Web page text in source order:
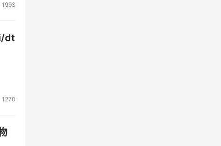
、
1993
dt
1270